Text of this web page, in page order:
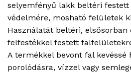
selyemfényű lakk beltéri
védelmére, mosható felületek
Használatát beltéri, elsősorban
felfestékkel festett
A termékkel bevont fal kevéssé
porolódásra, vízzel vagy